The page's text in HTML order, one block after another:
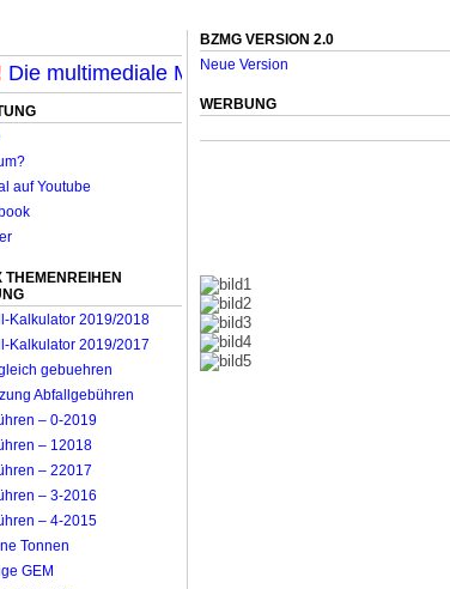
multimediale Mit-Mach-Zeitung für
THEMENREIHEN
BZMG VERSION 2.0
Neue Version
WERBUNG